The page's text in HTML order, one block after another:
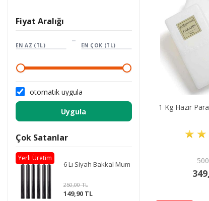
Fiyat Aralığı
EN AZ (TL) – EN ÇOK (TL)
otomatik uygula
Uygula
Çok Satanlar
6 Lı Siyah Bakkal Mum
250,00 TL
149,90 TL
Yerli Üretim
1 Kg Hazır